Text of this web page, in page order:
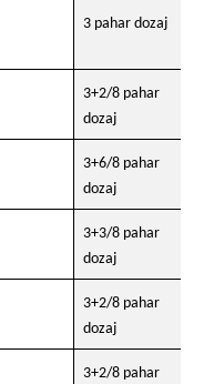
3 pahar dozaj
3+2/8 pahar
dozaj
3+6/8 pahar
dozaj
3+3/8 pahar
dozaj
3+2/8 pahar
dozaj
3+2/8 pahar